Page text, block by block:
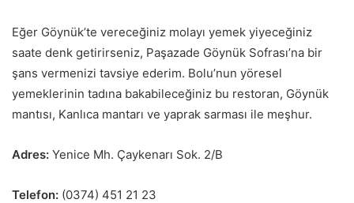
Eğer Göynük’te vereceğiniz molayı yemek yiyeceğiniz
saate denk getirirseniz, Paşazade Göynük Sofrası’na bir
şans vermenizi tavsiye ederim. Bolu’nun yöresel
yemeklerinin tadına bakabileceğiniz bu restoran, Göynük
mantısı, Kanlıca mantarı ve yaprak sarması ile meşhur.
Adres: Yenice Mh. Çaykenarı Sok. 2/B
Telefon: (0374) 451 21 23